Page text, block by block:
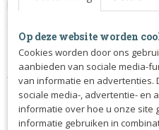
bandage is heel dun om
Maat: Cob (140 cm) of Full
Kleur: Zwart
Op deze website worden
Cookies worden door ons
aanbieden van sociale media-
van informatie en advertenties.
sociale media-, advertentie- en
informatie over hoe u onze site
informatie gebruiken in